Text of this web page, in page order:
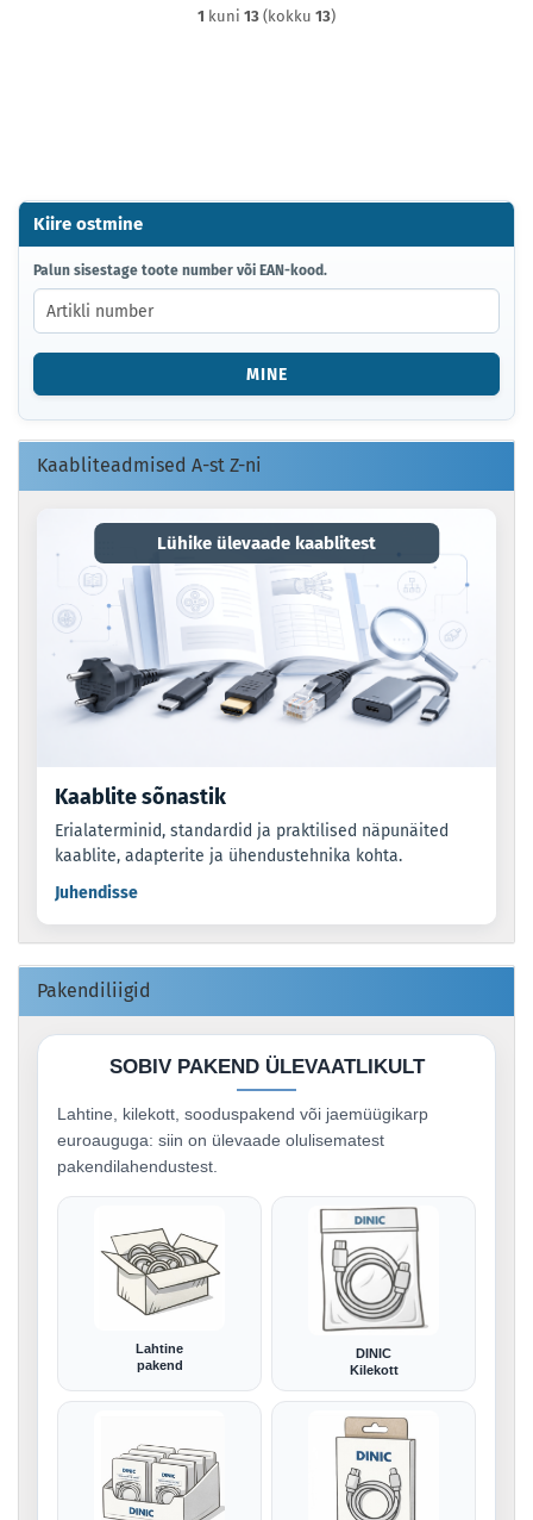
1 kuni 13 (kokku 13)
Kiire ostmine
PALUN
SISESTAGE
TOOTE
NUMBER
VÕI
KOOD.
Palun sisestage toote number või EAN-kood.
MINE
Kaabliteadmised A-st Z-ni
Lühike ülevaade kaablitest
Kaablite sõnastik
Erialaterminid, standardid ja praktilised näpunäited
kaablite, adapterite ja ühendustehnika kohta.
Juhendisse
Pakendiliigid
SOBIV PAKEND ÜLEVAATLIKULT
Lahtine, kilekott, sooduspakend või jaemüügikarp
euroauguga: siin on ülevaade olulisematest
pakendilahendustest.
Lahtine
pakend
DINIC
Kilekott